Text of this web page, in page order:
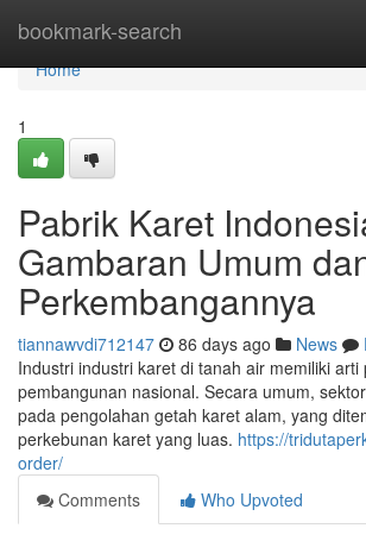
bookmark-search
Home
Home
1
Pabrik Karet
Gambaran Umum
Perkembangannya
tiannawvdi712147 86 days ago News
Industri industri karet di tanah air memiliki arti
pembangunan nasional. Secara umum,
pada pengolahan getah karet alam, yang
perkebunan karet yang luas. https://
order/
Comments
Who Upvoted